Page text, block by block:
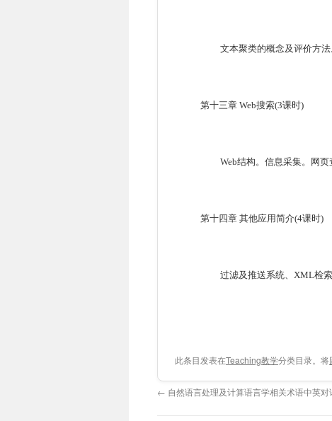
文本聚类的概念及评价方
第十三章Web搜索(3课时)
Web结构。信息采集。网
第十四章 其他应用简介(4课时)
过滤及推送系统、XML检
此条目发表在Teaching教学分类目录。将
← 自然语言处理及计算语言学相关术语中英对